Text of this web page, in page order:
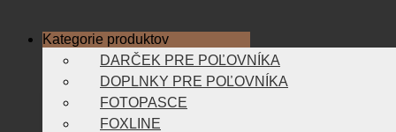
Kategorie produktov
DARČEK PRE POĽOVNÍKA
DOPLNKY PRE POĽOVNÍKA
FOTOPASCE
FOXLINE